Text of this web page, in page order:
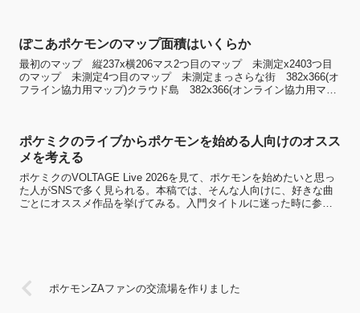
ぽこあポケモンのマップ面積はいくらか
最初のマップ 縦237x横206マス2つ目のマップ 未測定x2403つ目
のマップ 未測定4つ目のマップ 未測定まっさらな街 382x366(オ
フライン協力用マップ)クラウド島 382x366(オンライン協力用マッ
ポケミクのライブからポケモンを始める人向けのオスス
メを考える
ポケミクのVOLTAGE Live 2026を見て、ポケモンを始めたいと思っ
た人がSNSで多く見られる。本稿では、そんな人向けに、好きな曲
ごとにオススメ作品を挙げてみる。入門タイトルに迷った時に参考
ポケモンZAファンの交流場を作りました